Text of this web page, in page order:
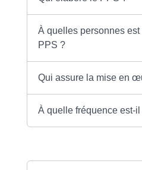
À quelles personnes est
PPS ?
Qui assure la mise en
À quelle fréquence est-